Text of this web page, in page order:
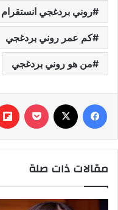
روني بردغجي انستقرام
كم عمر روني بردغجي
من هو روني بردغجي
فيسبوك ‫Pocket
مقالات ذات صلة